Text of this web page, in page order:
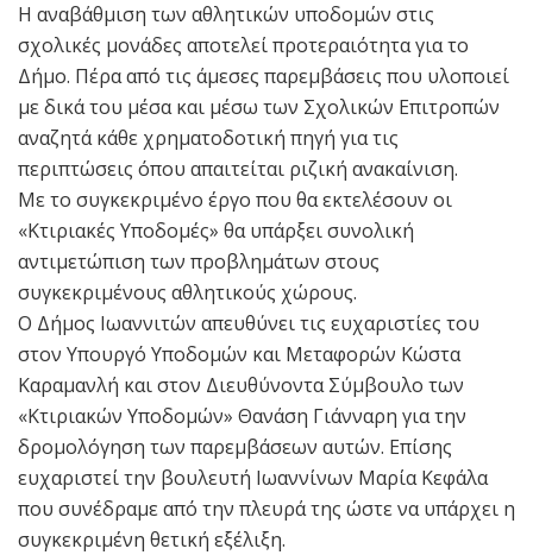
Η αναβάθμιση των αθλητικών υποδομών στις
σχολικές μονάδες αποτελεί προτεραιότητα για το
Δήμο. Πέρα από τις άμεσες παρεμβάσεις που υλοποιεί
με δικά του μέσα και μέσω των Σχολικών Επιτροπών
αναζητά κάθε χρηματοδοτική πηγή για τις
περιπτώσεις όπου απαιτείται ριζική ανακαίνιση.
Με το συγκεκριμένο έργο που θα εκτελέσουν οι
«Κτιριακές Υποδομές» θα υπάρξει συνολική
αντιμετώπιση των προβλημάτων στους
συγκεκριμένους αθλητικούς χώρους.
Ο Δήμος Ιωαννιτών απευθύνει τις ευχαριστίες του
στον Υπουργό Υποδομών και Μεταφορών Κώστα
Καραμανλή και στον Διευθύνοντα Σύμβουλο των
«Κτιριακών Υποδομών» Θανάση Γιάνναρη για την
δρομολόγηση των παρεμβάσεων αυτών. Επίσης
ευχαριστεί την βουλευτή Ιωαννίνων Μαρία Κεφάλα
που συνέδραμε από την πλευρά της ώστε να υπάρχει η
συγκεκριμένη θετική εξέλιξη.